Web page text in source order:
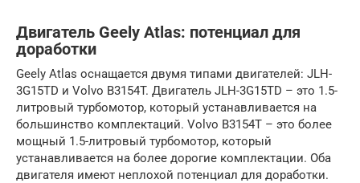
Двигатель Geely Atlas: потенциал для
доработки
Geely Atlas оснащается двумя типами двигателей: JLH-
3G15TD и Volvo B3154T. Двигатель JLH-3G15TD – это 1.5-
литровый турбомотор, который устанавливается на
большинство комплектаций. Volvo B3154T – это более
мощный 1.5-литровый турбомотор, который
устанавливается на более дорогие комплектации. Оба
двигателя имеют неплохой потенциал для доработки.